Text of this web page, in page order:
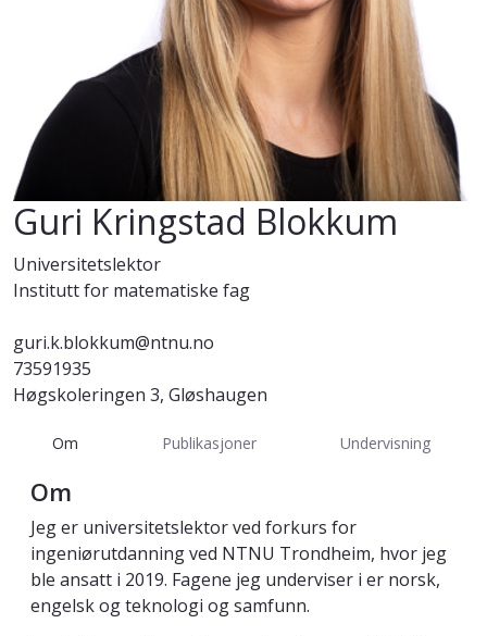
Guri Kringstad Blokkum
Universitetslektor
Institutt for matematiske fag
guri.k.blokkum@ntnu.no
73591935
Høgskoleringen 3, Gløshaugen
Om Publikasjoner Undervisning
Om
Jeg er universitetslektor ved forkurs for
ingeniørutdanning ved NTNU Trondheim, hvor jeg
ble ansatt i 2019. Fagene jeg underviser i er norsk,
engelsk og teknologi og samfunn.